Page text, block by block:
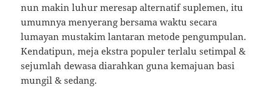
nun makin luhur meresap alternatif suplemen, itu
umumnya menyerang bersama waktu secara
lumayan mustakim lantaran metode pengumpulan.
Kendatipun, meja ekstra populer terlalu setimpal &
sejumlah dewasa diarahkan guna kemajuan basi
mungil & sedang.